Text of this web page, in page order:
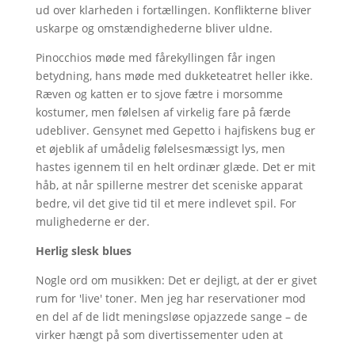
ud over klarheden i fortællingen. Konflikterne bliver
uskarpe og omstændighederne bliver uldne.
Pinocchios møde med fårekyllingen får ingen
betydning, hans møde med dukketeatret heller ikke.
Ræven og katten er to sjove fætre i morsomme
kostumer, men følelsen af virkelig fare på færde
udebliver. Gensynet med Gepetto i hajfiskens bug er
et øjeblik af umådelig følelsesmæssigt lys, men
hastes igennem til en helt ordinær glæde. Det er mit
håb, at når spillerne mestrer det sceniske apparat
bedre, vil det give tid til et mere indlevet spil. For
mulighederne er der.
Herlig slesk blues
Nogle ord om musikken: Det er dejligt, at der er givet
rum for 'live' toner. Men jeg har reservationer mod
en del af de lidt meningsløse opjazzede sange – de
virker hængt på som divertissementer uden at